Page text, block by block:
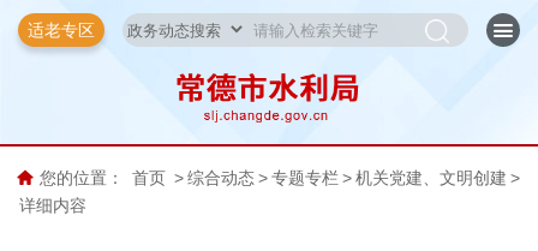
适老专区
您的位置： 首页 > 综合动态 > 专题专栏 > 机关党建、文明创建 >
详细内容